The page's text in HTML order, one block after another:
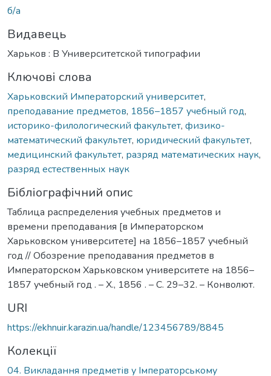
б/а
Видавець
Харьков : В Университетской типографии
Ключові слова
Харьковский Императорский университет,
преподавание предметов, 1856–1857 учебный год,
историко-филологический факультет, физико-
математический факультет, юридический факультет,
медицинский факультет, разряд математических наук,
разряд естественных наук
Бібліографічний опис
Таблица распределения учебных предметов и
времени преподавания [в Императорском
Харьковском университете] на 1856–1857 учебный
год // Обозрение преподавания предметов в
Императорском Харьковском университете на 1856–
1857 учебный год . – Х., 1856 . – С. 29–32. – Конволют.
URI
https://ekhnuir.karazin.ua/handle/123456789/8845
Колекції
04. Викладання предметів у Імператорському